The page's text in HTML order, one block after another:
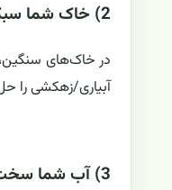
2) خاک شما سبک و زهکش‌دار است یا سنگین و همیشه خیس؟
در خاک‌های
آبیاری/زهکشی را
3) آب شما سخت است؟